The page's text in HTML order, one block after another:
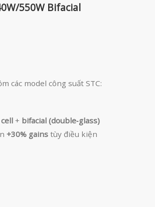
550W Bifacial
các model công suất STC:
+ bifacial (double‑glass)
+30% gainstùy điều kiện